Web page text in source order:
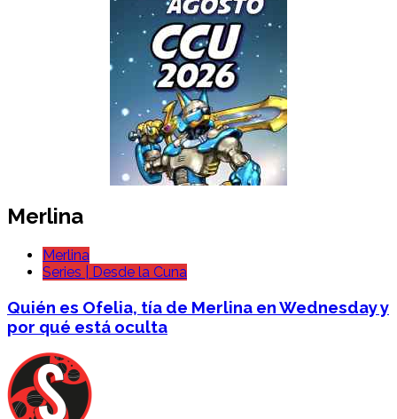
Merlina
Merlina
Series | Desde la Cuna
Quién es Ofelia, tía de Merlina en Wednesday y
por qué está oculta